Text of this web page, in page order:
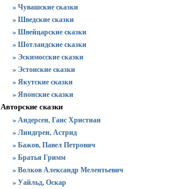
» Чувашские сказки
» Шведские сказки
» Швейцарские сказки
» Шотландские сказки
» Эскимосские сказки
» Эстонские сказки
» Якутские сказки
» Японские сказки
Авторские сказки
» Андерсен, Ганс Христиан
» Линдгрен, Астрид
» Бажов, Павел Петрович
» Братья Гримм
» Волков Александр Мелентьевич
» Уайльд, Оскар